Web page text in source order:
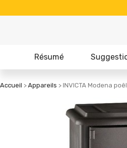
Accueil Appareils INVICTA Modena
Résumé